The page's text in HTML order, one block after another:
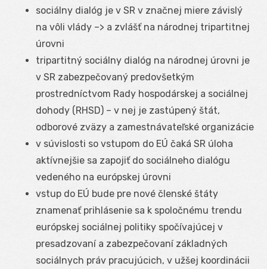
sociálny dialóg je v SR v značnej miere závislý
na vôli vlády –> a zvlášť na národnej tripartitnej
úrovni
tripartitný sociálny dialóg na národnej úrovni je
v SR zabezpečovaný predovšetkým
prostredníctvom Rady hospodárskej a sociálnej
dohody (RHSD) – v nej je zastúpený štát,
odborové zväzy a zamestnávateľské organizácie
v súvislosti so vstupom do EÚ čaká SR úloha
aktívnejšie sa zapojiť do sociálneho dialógu
vedeného na európskej úrovni
vstup do EÚ bude pre nové členské štáty
znamenať prihlásenie sa k spoločnému trendu
európskej sociálnej politiky spočívajúcej v
presadzovaní a zabezpečovaní základných
sociálnych práv pracujúcich, v užšej koordinácii